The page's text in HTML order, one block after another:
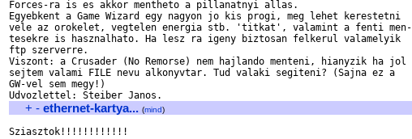
Forces-ra is es akkor mentheto a pillanatnyi allas.
Egyebkent a Game Wizard egy nagyon jo kis progi, meg lehet kerestetni
vele az orokelet, vegtelen energia stb. 'titkat', valamint a fenti men-
tesekre is hasznalhato. Ha lesz ra igeny biztosan felkerul valamelyik
ftp szerverre.
Viszont: a Crusader (No Remorse) nem hajlando menteni, hianyzik ha jol
sejtem valami FILE nevu alkonyvtar. Tud valaki segiteni? (Sajna ez a
GW-vel sem megy!)
+ - ethernet-kartya... (mind)
Sziasztok!!!!!!!!!!!!